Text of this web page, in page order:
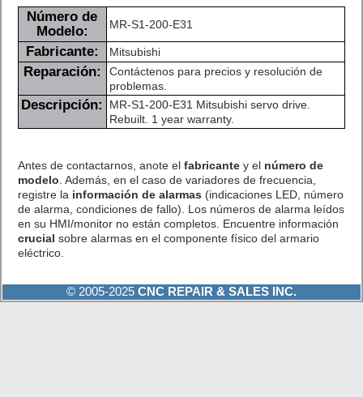
Número de
Modelo:
MR-S1-200-E31
Fabricante: Mitsubishi
Reparación:
Contáctenos para precios y resolución de
problemas.
Descripción:
MR-S1-200-E31 Mitsubishi servo drive.
Rebuilt. 1 year warranty.
Antes de contactarnos, anote el fabricantey el número de
modelo . Además, en el caso de variadores de frecuencia,
registre la información de alarmas (indicaciones LED, número
de alarma, condiciones de fallo). Los números de alarma leídos
en su HMI/monitor no están completos. Encuentre información
crucial sobre alarmas en el componente físico del armario
eléctrico.
© 2005-2025 CNC REPAIR & SALES INC.